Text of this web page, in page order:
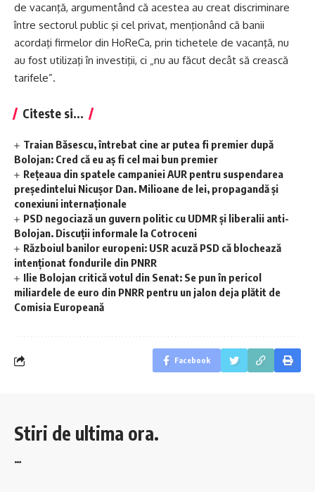
de vacanţă, argumentând că acestea au creat discriminare
între sectorul public şi cel privat, menţionând că banii
acordaţi firmelor din HoReCa, prin tichetele de vacanţă, nu
au fost utilizaţi în investiţii, ci „nu au făcut decât să crească
tarifele”.
Citeste si...
Traian Băsescu, întrebat cine ar putea fi premier după
Bolojan: Cred că eu aș fi cel mai bun premier
Rețeaua din spatele campaniei AUR pentru suspendarea
președintelui Nicușor Dan. Milioane de lei, propagandă și
conexiuni internaționale
PSD negociază un guvern politic cu UDMR şi liberalii anti-
Bolojan. Discuţii informale la Cotroceni
Războiul banilor europeni: USR acuză PSD că blochează
intenționat fondurile din PNRR
Ilie Bolojan critică votul din Senat: Se pun în pericol
miliardele de euro din PNRR pentru un jalon deja plătit de
Comisia Europeană
Facebook
Stiri de ultima ora.
…